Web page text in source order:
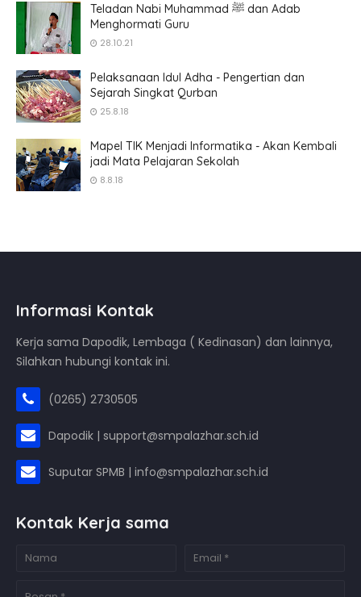
Teladan Nabi Muhammad ﷺ dan Adab
Menghormati Guru
28.10.21
Pelaksanaan Idul Adha - Pengertian dan
Sejarah Singkat Qurban
25.8.18
Mapel TIK Menjadi Informatika - Akan Kembali
jadi Mata Pelajaran Sekolah
8.8.18
Informasi Kontak
Kerja sama Dapodik, Lembaga ( Kedinasan) dan lainnya,
Silahkan hubungi kontak ini.
(0265) 2730505
Dapodik | support@smpalazhar.sch.id
Suputar SPMB | info@smpalazhar.sch.id
Kontak Kerja sama